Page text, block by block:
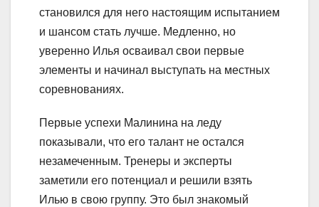
становился для него настоящим испытанием
и шансом стать лучше. Медленно, но
уверенно Илья осваивал свои первые
элементы и начинал выступать на местных
соревнованиях.
Первые успехи Малинина на леду
показывали, что его талант не остался
незамеченным. Тренеры и эксперты
заметили его потенциал и решили взять
Илью в свою группу. Это был знакомый